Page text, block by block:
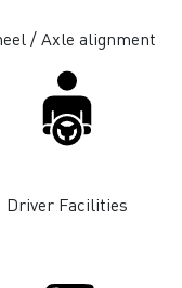
Wheel / Axle alignment
Driver Facilities